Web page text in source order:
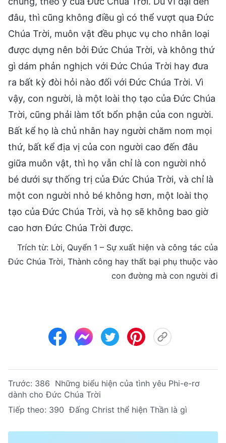
đâu, thì cũng không điều gì có thể vượt qua Đức
Chúa Trời, muôn vật đều phục vụ cho nhân loại
được dựng nên bởi Đức Chúa Trời, và không thứ
gì dám phản nghịch với Đức Chúa Trời hay đưa
ra bất kỳ đòi hỏi nào đối với Đức Chúa Trời. Vì
vậy, con người, là một loài thọ tạo của Đức Chúa
Trời, cũng phải làm tốt bổn phận của con người.
Bất kể họ là chủ nhân hay người chăm nom mọi
thứ, bất kể địa vị của con người cao đến đâu
giữa muôn vật, thì họ vẫn chỉ là con người nhỏ
bé dưới sự thống trị của Đức Chúa Trời, và chỉ là
một con người nhỏ bé không hơn, một loài thọ
tạo của Đức Chúa Trời, và họ sẽ không bao giờ
cao hơn Đức Chúa Trời được.
Trích từ: Lời, Quyển 1 – Sự xuất hiện và công tác của
Đức Chúa Trời, Thành công hay thất bại phụ thuộc vào
con đường mà con người đi
Trước: 386 Những biểu hiện của tình yêu Phi-e-rơ
dành cho Đức Chúa Trời
Tiếp theo: 390 Đấng Christ thể hiện Thần là gì